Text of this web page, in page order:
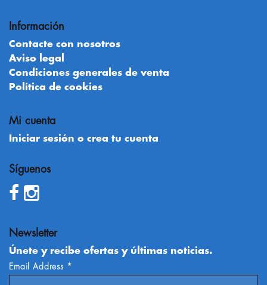
Información
Contacte con nosotros
Aviso legal
Condiciones generales de venta
Política de cookies
Mi cuenta
Iniciar sesión o crea tu cuenta
Síguenos
Newsletter
Únete y recibe ofertas y últimas noticias.
Email Address *